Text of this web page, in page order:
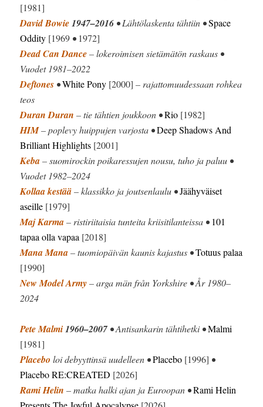
[1981]
David Bowie1947–2016 • Lähtölaskenta tähtiin •Space
Oddity [1969 • 1972]
Dead Can Dance– lokeroimisen sietämätön raskaus •
Vuodet 1981–2022
Deftones •White Pony [2000] – rajattomuudessaan rohkea
teos
Duran Duran – tie tähtien joukkoon •Rio [1982]
HIM– poplevy huippujen varjosta •Deep Shadows And
Brilliant Highlights [2001]
Keba– suomirockin poikaressujen nousu, tuho ja paluu •
Vuodet 1982–2024
Kollaa kestää– klassikko ja joutsenlaulu •Jäähyväiset
aseille [1979]
Maj Karma– ristiriitaisia tunteita kriisitilanteissa • 101
tapaa olla vapaa [2018]
Mana Mana– tuomiopäivän kaunis kajastus •Totuus palaa
[1990]
New Model Army– arga män från Yorkshire • År 1980–
2024
Pete Malmi1960–2007• Antisankarin tähtihetki •Malmi
[1981]
Placebo loi debyyttinsä uudelleen •Placebo [1996] •
Placebo RE:CREATED [2026]
Rami Helin – matka halki ajan ja Euroopan •Rami Helin